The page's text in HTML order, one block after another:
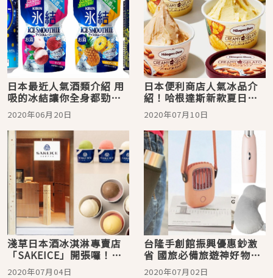
日本最近人氣酒類介紹 用
吸的冰結讓你全身都勁涼
暢快！
2020年06月20日
日本便利商店人氣冰品介
紹！哈根達斯新款夏日義
式冰淇淋系列讓人看了口
水直流
2020年07月10日
淺草日本酒冰淇淋專賣店
「SAKEICE」開張囉！穿
著和服優雅地享受專屬於
2020年07月04日
台隆手創館振興優惠鈔激
省 國旅必備旅遊神好物火
速購入！
2020年07月02日